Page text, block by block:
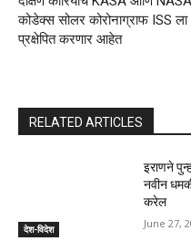
कोडेक्स सोलर कोरोनाग्राफ ISS ला
प्रक्षेपित करणार आहेत
RELATED ARTICLES
देश-विदेश
इराणने
नवीन
करेल
June 27,